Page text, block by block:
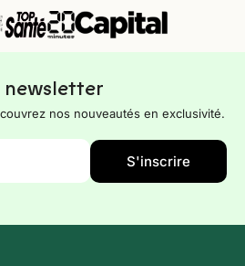
newsletter
nos nouveautés en exclusivité.
S'inscrire